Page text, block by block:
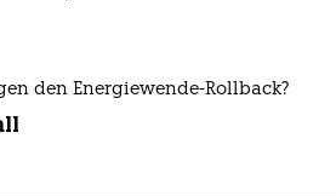
den Energiewende-Rollback?